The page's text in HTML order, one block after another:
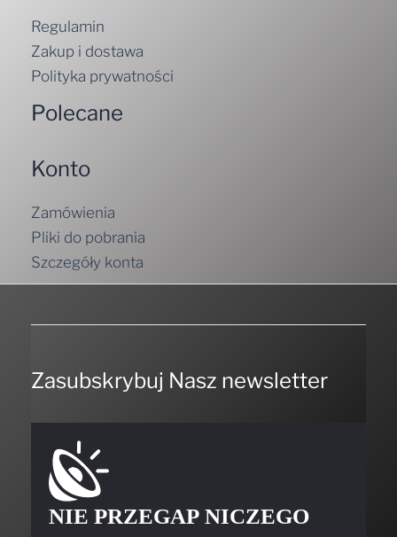
Regulamin
Zakup i dostawa
Polityka prywatności
Polecane
Konto
Zamówienia
Pliki do pobrania
Szczegóły konta
Zasubskrybuj Nasz newsletter
NIE PRZEGAP NICZEGO